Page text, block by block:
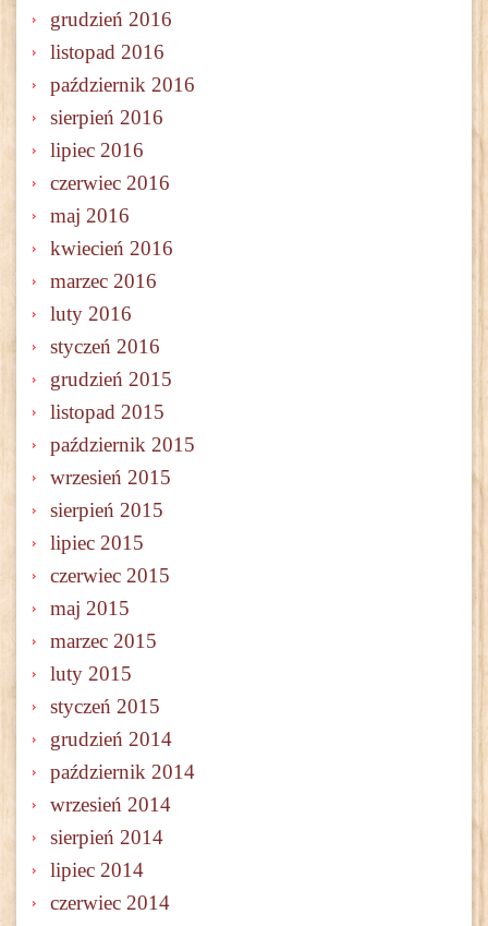
grudzień 2016
listopad 2016
październik 2016
sierpień 2016
lipiec 2016
czerwiec 2016
maj 2016
kwiecień 2016
marzec 2016
luty 2016
styczeń 2016
grudzień 2015
listopad 2015
październik 2015
wrzesień 2015
sierpień 2015
lipiec 2015
czerwiec 2015
maj 2015
marzec 2015
luty 2015
styczeń 2015
grudzień 2014
październik 2014
wrzesień 2014
sierpień 2014
lipiec 2014
czerwiec 2014